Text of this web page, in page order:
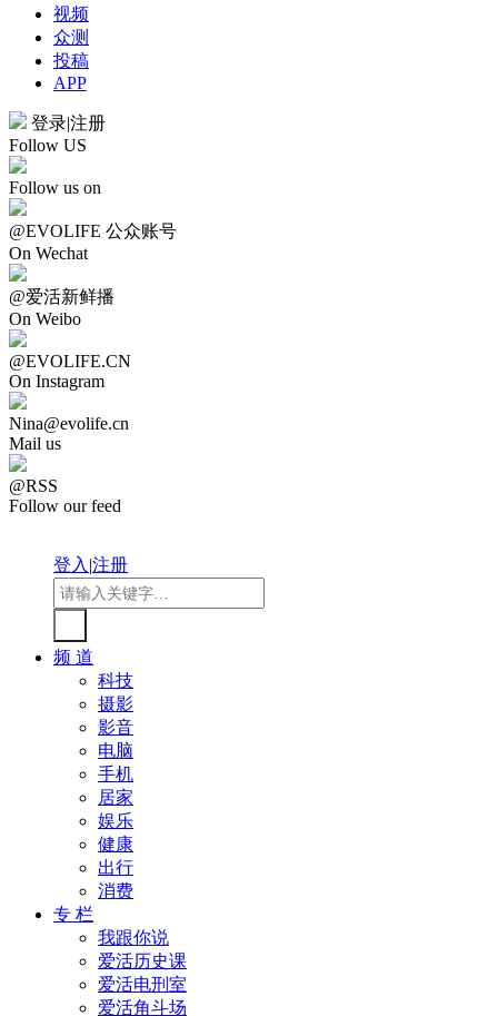
视频
众测
投稿
APP
登录|注册
Follow US
Follow us on
@EVOLIFE 公众账号
On Wechat
@爱活新鲜播
On Weibo
@EVOLIFE.CN
On Instagram
Nina@evolife.cn
Mail us
@RSS
Follow our feed
登入|注册
频 道
科技
摄影
影音
电脑
手机
居家
娱乐
健康
出行
消费
专 栏
我跟你说
爱活历史课
爱活电刑室
爱活角斗场